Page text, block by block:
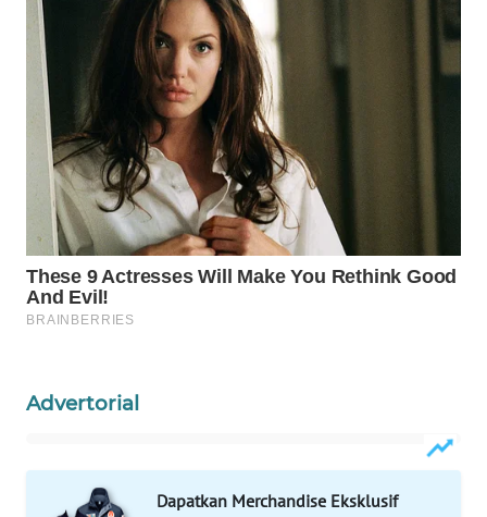
Advertorial
Dapatkan Merchandise Eksklusif
ADVOKAT
WAHANA
INFRASTRUKTUR
WAHANA
KONSUMEN
WAHANA
LISTRIK
WAHANA
WAHANA
ID